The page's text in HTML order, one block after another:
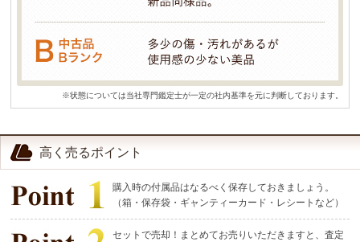
※状態については当社専門鑑定士が一定の社内基準を元に判断しております。
高く売るポイント
購入時の付属品はなるべく保存しておきましょう。
（箱・保存袋・ギャンティーカード・レシートなど）
セットで売却！まとめてお売りいただきますと、査定